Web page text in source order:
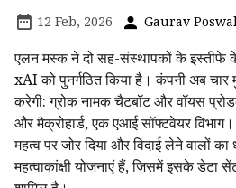
12 Feb, 2026 Gaurav
एलन मस्क ने दो सह-संस्थापकों के इस्तीफे
xAI को पुनर्गठित किया है। कंपनी अब चार
करेगी: ग्रोक नामक चैटबॉट और वॉयस
और मैक्रोहार्ड, एक एआई सॉफ्टवेयर
महत्व पर जोर दिया और विदाई लेने वालों
महत्वाकांक्षी योजनाएं हैं, जिसमें इसके डेटा